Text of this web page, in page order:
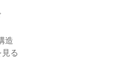
造
る